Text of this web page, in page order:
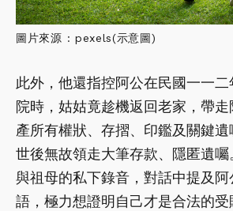
圖片來源 : pexels(示意圖)
此外，他還指控阿公在民國一一
院時，姑姑竟趁機返回老家，帶
產所有權狀、存摺、印鑑及關鍵
世後無故領走大筆存款、隱匿遺囑
與祖母的私下錄音，對話中提及
語，極力想證明自己才是合法的受